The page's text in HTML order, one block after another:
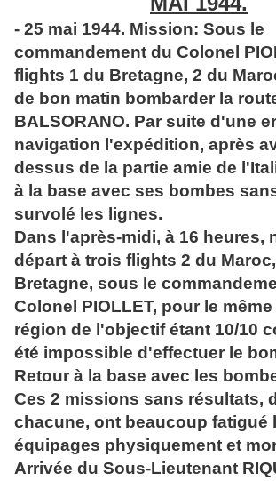
- 25 mai 1944. Mission: Sous le
commandement du Colonel
flights 1 du Bretagne, 2 du
de bon matin bombarder la
BALSORANO. Par suite d'une
navigation l'expédition, après
dessus de la partie amie de
à la base avec ses bombes
survolé les lignes.
Dans l'après-midi, à 16 heures,
départ à trois flights 2 du
Bretagne, sous le
Colonel PIOLLET, pour le
région de l'objectif étant 10/10
été impossible d'effectuer le
Retour à la base avec les
Ces 2 missions sans résultats,
chacune, ont beaucoup fatigué
équipages physiquement et
Arrivée du Sous-Lieutenant